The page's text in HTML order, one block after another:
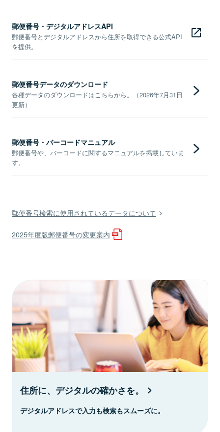
郵便番号・デジタルアドレスAPI
郵便番号とデジタルアドレスから住所を取得できる公式API
を提供。
郵便番号データのダウンロード
各種データのダウンロードはこちらから。（2026年7月31日
更新）
郵便番号・バーコードマニュアル
郵便番号や、バーコードに関するマニュアルを掲載していま
す。
郵便番号検索に使用されているデータについて
2025年度版郵便番号の変更案内
住所に、デジタルの確かさを。
デジタルアドレスで入力も検索もスムーズに。